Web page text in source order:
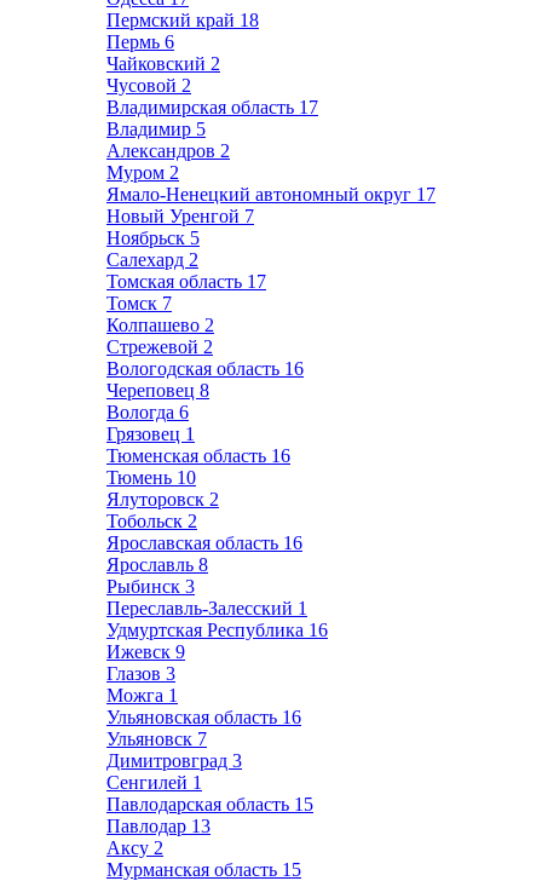
Пермский край 18
Пермь 6
Чайковский 2
Чусовой 2
Владимирская область 17
Владимир 5
Александров 2
Муром 2
Ямало-Ненецкий автономный округ 17
Новый Уренгой 7
Ноябрьск 5
Салехард 2
Томская область 17
Томск 7
Колпашево 2
Стрежевой 2
Вологодская область 16
Череповец 8
Вологда 6
Грязовец 1
Тюменская область 16
Тюмень 10
Ялуторовск 2
Тобольск 2
Ярославская область 16
Ярославль 8
Рыбинск 3
Переславль-Залесский 1
Удмуртская Республика 16
Ижевск 9
Глазов 3
Можга 1
Ульяновская область 16
Ульяновск 7
Димитровград 3
Сенгилей 1
Павлодарская область 15
Павлодар 13
Аксу 2
Мурманская область 15